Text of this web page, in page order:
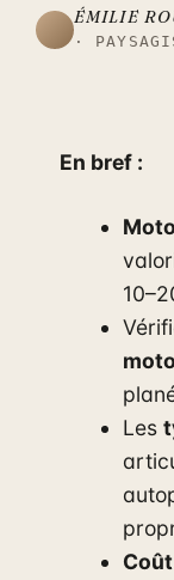
ÉMILIE
·
En bref :
Les